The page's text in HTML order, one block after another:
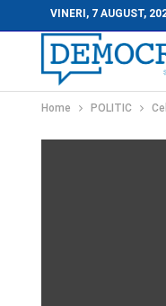
VINERI, 7 AUGUST,
Home POLITIC